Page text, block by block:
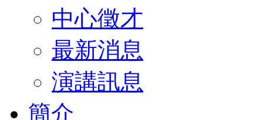
中心徵才
最新消息
演講訊息
簡介